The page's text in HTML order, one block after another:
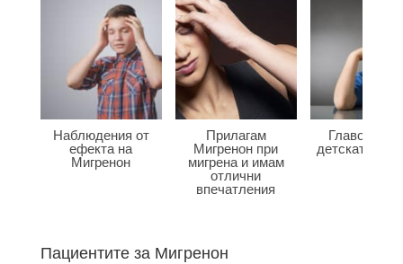
Наблюдения от
ефекта на
Мигренон
Прилагам
Мигренон при
мигрена и имам
отлични
впечатления
детската
Пациентите за Мигренон